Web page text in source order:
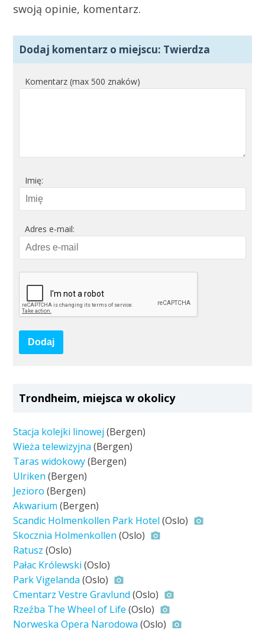
swoją opinie, komentarz.
Dodaj komentarz o miejscu: Twierdza
Komentarz (max 500 znaków)
Imię:
Adres e-mail:
Dodaj
Trondheim, miejsca w okolicy
Stacja kolejki linowej (Bergen)
Wieża telewizyjna (Bergen)
Taras widokowy(Bergen)
Ulriken (Bergen)
Jezioro (Bergen)
Akwarium (Bergen)
Scandic Holmenkollen Park Hotel (Oslo)
Skocznia Holmenkollen (Oslo)
Ratusz (Oslo)
Pałac Królewski (Oslo)
Park Vigelanda (Oslo)
Cmentarz Vestre Gravlund (Oslo)
Rzeźba The Wheel of Life (Oslo)
Norweska Opera Narodowa (Oslo)